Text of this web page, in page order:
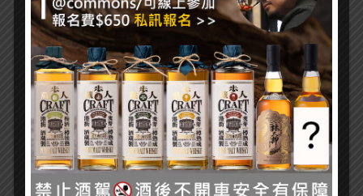
熱門文章
又惹川普不開心！美國向加拿大烈酒重課50%關
稅，北美酒業衝突全面惡化